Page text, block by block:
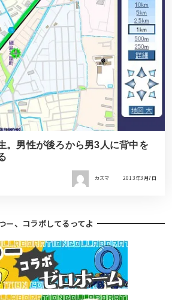
。男性が後ろから男3人に背中を
カズマ 2013年3月7日
ー、コラボしてるってよ